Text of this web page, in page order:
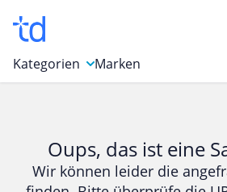
Kategorien
Bücher & Magazine
Marken
Oups, das ist eine
Wir können leider die